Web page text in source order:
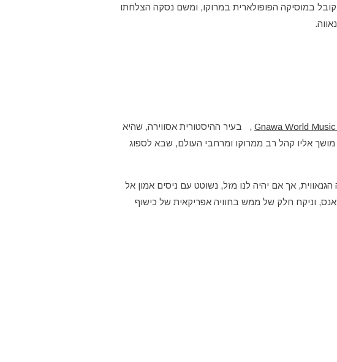
במוסיקה הפופולארית במרוקו, ומשם נסקה הצלחתו
Gnawa World , בעיר ההיסטורית אסווירה, שהיא
אליו קהל רב ממרוקו ומרחבי העולם, שבא לספוג
אך אם יהיה לנו מזל, נשוטט עם ניסים אמון אל
וניקח חלק של ממש בחוויה אפריקאית של כישוף